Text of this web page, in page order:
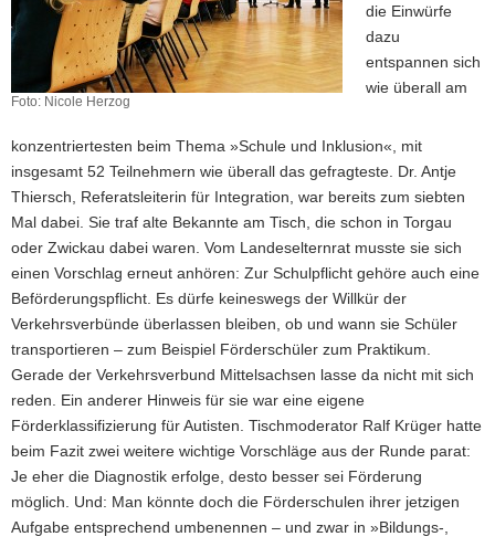
Foto: Nicole Herzog
die Einwürfe
dazu
entspannen sich
wie überall am
konzentriertesten beim Thema »Schule und Inklusion«, mit
insgesamt 52 Teilnehmern wie überall das gefragteste. Dr. Antje
Thiersch, Referatsleiterin für Integration, war bereits zum siebten
Mal dabei. Sie traf alte Bekannte am Tisch, die schon in Torgau
oder Zwickau dabei waren. Vom Landeselternrat musste sie sich
einen Vorschlag erneut anhören: Zur Schulpflicht gehöre auch eine
Beförderungspflicht. Es dürfe keineswegs der Willkür der
Verkehrsverbünde überlassen bleiben, ob und wann sie Schüler
transportieren – zum Beispiel Förderschüler zum Praktikum.
Gerade der Verkehrsverbund Mittelsachsen lasse da nicht mit sich
reden. Ein anderer Hinweis für sie war eine eigene
Förderklassifizierung für Autisten. Tischmoderator Ralf Krüger hatte
beim Fazit zwei weitere wichtige Vorschläge aus der Runde parat:
Je eher die Diagnostik erfolge, desto besser sei Förderung
möglich. Und: Man könnte doch die Förderschulen ihrer jetzigen
Aufgabe entsprechend umbenennen – und zwar in »Bildungs-,